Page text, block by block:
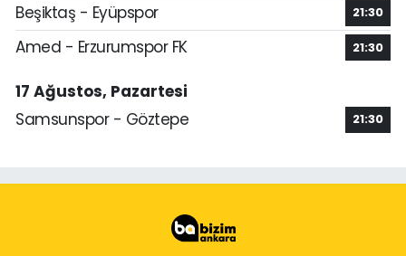
Beşiktaş - Eyüpspor 21:30
Amed - Erzurumspor FK 21:30
17 Ağustos, Pazartesi
Samsunspor - Göztepe
21:30